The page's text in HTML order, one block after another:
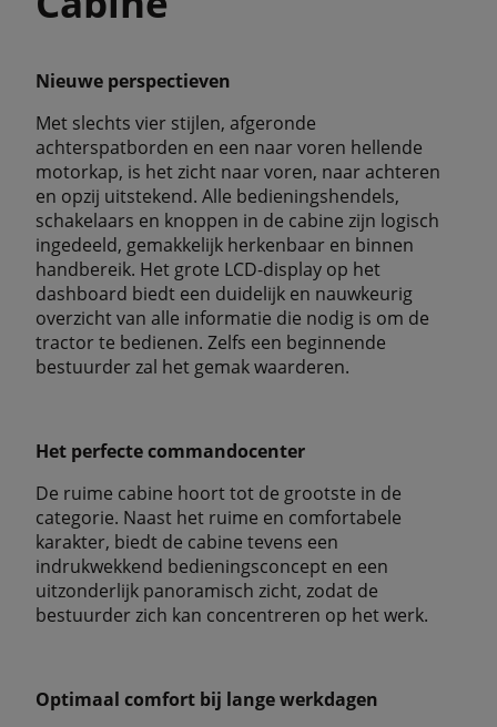
Nieuwe perspectieven
Met slechts vier stijlen, afgeronde
achterspatborden en een naar voren hellende
motorkap, is het zicht naar voren, naar achteren
en opzij uitstekend. Alle bedieningshendels,
schakelaars en knoppen in de cabine zijn logisch
ingedeeld, gemakkelijk herkenbaar en binnen
handbereik. Het grote LCD-display op het
dashboard biedt een duidelijk en nauwkeurig
overzicht van alle informatie die nodig is om de
tractor te bedienen. Zelfs een beginnende
bestuurder zal het gemak waarderen.
Het perfecte commandocenter
De ruime cabine hoort tot de grootste in de
categorie. Naast het ruime en comfortabele
karakter, biedt de cabine tevens een
indrukwekkend bedieningsconcept en een
uitzonderlijk panoramisch zicht, zodat de
bestuurder zich kan concentreren op het werk.
Optimaal comfort bij lange werkdagen